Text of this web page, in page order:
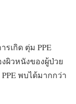
รเกิด ตุ่ม PPE
ผิวหนังของผู้ป่วย
พบได้มากกว่า